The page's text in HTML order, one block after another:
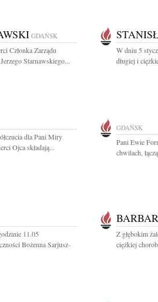
GDAŃSK
Członka Zarządu
Starnawskiego...
W dniu 5
długiej i
dla Pani Miry
Ojca składają...
GDAŃSK
Pani Ewie
chwilach,
11.05
Bożenna Sarjusz-
Z głębokim
ciężkiej